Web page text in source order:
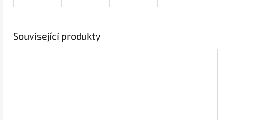
Související produkty